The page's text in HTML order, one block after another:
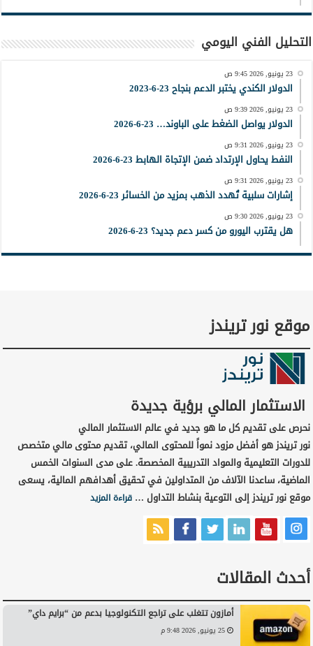
التحليل الفني اليومي
23 يونيو, 2026 9:45 ص
الدولار الكندي يختبر الدعم بنجاح 23-6-2023
23 يونيو, 2026 9:39 ص
الدولار يواصل الضغط على الباوند… 23-6-2026
23 يونيو, 2026 9:31 ص
النفط يحاول الإرتداد ضمن الإتجاة الهابط 23-6-2026
23 يونيو, 2026 9:31 ص
إشارات سلبية تُهدد الذهب بمزيد من الخسائر 23-6-2026
23 يونيو, 2026 9:30 ص
هل يقترب اليورو من كسر دعم جديد؟ 23-6-2026
موقع نور تريندز
الاستثمار المالي برؤية جديدة
نحرص على تقديم كل ما هو جديد في عالم الاستثمار المالي
نور تريندز هو أفضل مزود نمواً للمحتوى المالي، تقديم محتوى مالي متخصص
للدورات التعليمية والمواد التدريبية المخصصة. على مدى السنوات الخمس
الماضية، ساعدنا الآلاف من المتداولين في تحقيق أهدافهم المالية، يسعى
موقع نور تريندز إلى التوعية بنشاط التداول …قراءة المزيد
أحدث المقالات
أمازون تتغلب على تراجع التكنولوجيا بدعم من “برايم داي”
25 يونيو, 2026 9:48 م